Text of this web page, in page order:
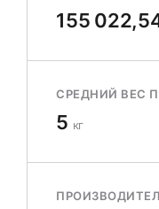
155
СРЕДНИЙ ВЕС
5 кг